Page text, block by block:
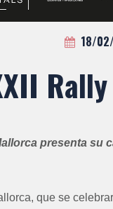
18/
presenta
que se